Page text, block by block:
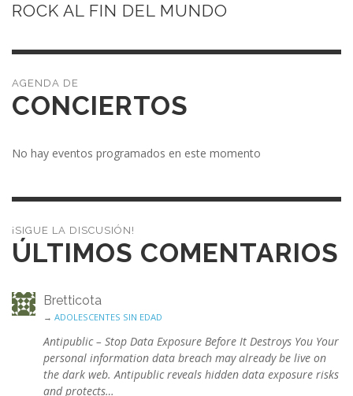
ROCK AL FIN DEL MUNDO
CONCIERTOS
No hay eventos programados en este momento
¡SIGUE LA DISCUSIÓN!
ÚLTIMOS COMENTARIOS
Bretticota
→ ADOLESCENTES SIN EDAD
Antipublic – Stop Data Exposure Before It Destroys You Your
personal information data breach may already be live on
the dark web. Antipublic reveals hidden data exposure risks
and protects…